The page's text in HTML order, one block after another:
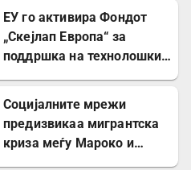
ЕУ го активира Фондот
„Скејлап Европа“ за
поддршка на технолошки
Социјалните мрежи
предизвикаа мигрантска
криза меѓу Мароко и